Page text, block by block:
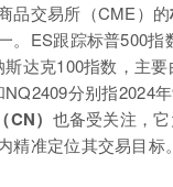
品交易所（CME）的
。ES跟踪标普500
达克100指数，主
分别指2024
） 也备受关注，
准定位其交易目标。